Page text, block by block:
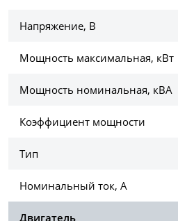
Напряжение, В
Мощность максимальная, кВт
Мощность номинальная, кВА
Коэффициент мощности
Тип
Номинальный ток, А
Двигатель